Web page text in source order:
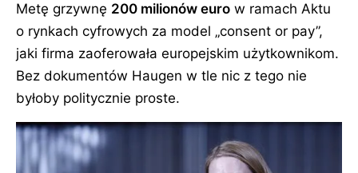
Metę grzywnę 200 milionów euro w ramach Aktu
o rynkach cyfrowych za model consent or pay ,
jaki firma zaoferowała europejskim użytkownikom.
Bez dokumentów Haugen w tle nic z tego nie
byłoby politycznie proste.